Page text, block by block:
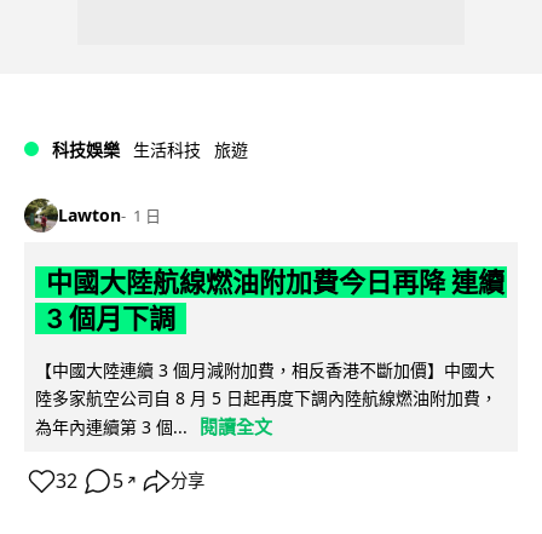
科技娛樂 生活科技 旅遊
Lawton 1 日
中國大陸航線燃油附加費今日再降 連續
3 個月下調
【中國大陸連續 3 個月減附加費，相反香港不斷加價】中國大
陸多家航空公司自 8 月 5 日起再度下調內陸航線燃油附加費，
為年內連續第 3 個...
閱讀全文
32 5 ↗ 分享